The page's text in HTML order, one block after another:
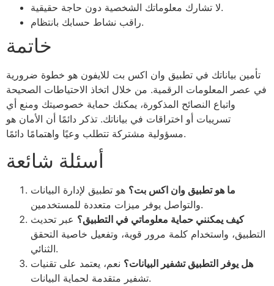
لا تشارك معلوماتك الشخصية دون حاجة حقيقية.
راقب نشاط حسابك بانتظام.
خاتمة
تأمين بياناتك في تطبيق وان اكس بت للايفون هو خطوة ضرورية
في عصر المعلومات الرقمية. من خلال اتخاذ الاحتياطات الصحيحة
واتباع النصائح المذكورة، يمكنك حماية خصوصيتك ومنع أي
تسريبات أو اختراقات في بياناتك. تذكر دائمًا أن الأمان هو
مسؤولية مشتركة تتطلب وعيًا واهتمامًا دائمًا.
أسئلة شائعة
ما هو تطبيق وان اكس بت؟ هو تطبيق لإدارة البيانات
والتواصل يوفر ميزات متعددة للمستخدمين.
كيف يمكنني حماية معلوماتي في التطبيق؟ عبر تحديث
التطبيق، واستخدام كلمة مرور قوية، وتفعيل خاصية التحقق
الثنائي.
هل يوفر التطبيق تشفير البيانات؟ نعم، يعتمد على تقنيات
تشفير متقدمة لحماية البيانات.